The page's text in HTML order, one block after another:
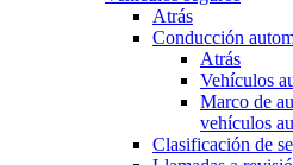
Atrás
Conducción
Atrás
Vehículos
Marco de
vehículos
Clasificación de